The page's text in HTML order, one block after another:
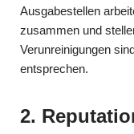
Ausgabestellen
zusammen und
Verunreinigungen
entsprechen.
2.